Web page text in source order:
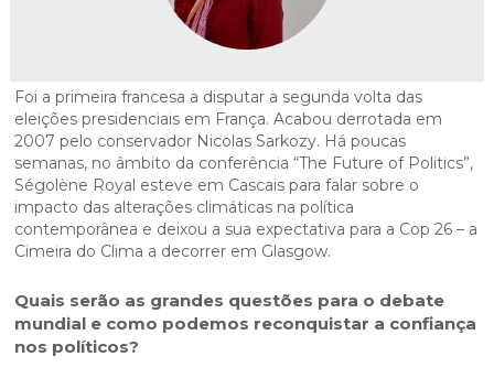
Planeamento Estratégico
Urbanismo
Mobilidade
Qualidade de vida
Sociedade & Educação
ESTUDAR
TEMPOS LIVRES
MOBILIDADE
SERVIÇOS
Foi a primeira francesa a disputar a segunda volta das
eleições presidenciais em França. Acabou derrotada em
2007 pelo conservador Nicolas Sarkozy. Há poucas
semanas, no âmbito da conferência “The Future of Politics”,
Ségolène Royal esteve em Cascais para falar sobre o
impacto das alterações climáticas na política
contemporânea e deixou a sua expectativa para a Cop 26 – a
Cimeira do Clima a decorrer em Glasgow.
Quais serão as grandes questões para o debate
mundial e como podemos reconquistar a confiança
nos políticos?